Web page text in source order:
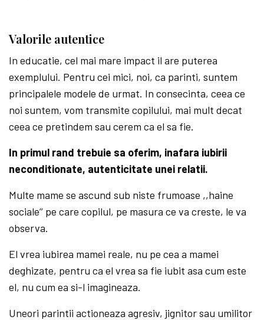
Valorile autentice
In educatie, cel mai mare impact il are puterea
exemplului. Pentru cei mici, noi, ca parinti, suntem
principalele modele de urmat. In consecinta, ceea ce
noi suntem, vom transmite copilului, mai mult decat
ceea ce pretindem sau cerem ca el sa fie.
In primul rand trebuie sa oferim, inafara iubirii
neconditionate, autenticitate unei relatii.
Multe mame se ascund sub niste frumoase ,,haine
sociale’’ pe care copilul, pe masura ce va creste, le va
observa.
El vrea iubirea mamei reale, nu pe cea a mamei
deghizate, pentru ca el vrea sa fie iubit asa cum este
el, nu cum ea si-l imagineaza.
Uneori parintii actioneaza agresiv, jignitor sau umilitor